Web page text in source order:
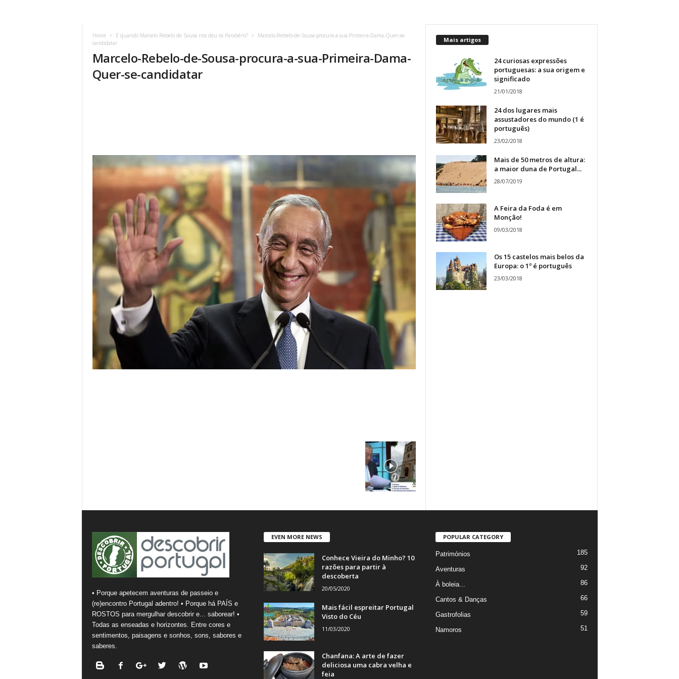
Home E quando Marcelo Rebelo de Sousa nos deu os Parabéns?
Marcelo-Rebelo-de-Sousa-procura-a-sua-Primeira-Dama-Quer-se-
candidatar
Marcelo-Rebelo-de-Sousa-procura-a-sua-Primeira-Dama-
Quer-se-candidatar
Mais artigos
24 curiosas expressões
portuguesas: a sua origem e
significado
21/01/2018
24 dos lugares mais
assustadores do mundo (1 é
português)
23/02/2018
Mais de 50 metros de altura:
a maior duna de Portugal...
28/07/2019
A Feira da Foda é em
Monção!
09/03/2018
Os 15 castelos mais belos da
Europa: o 1º é português
23/03/2018
• Porque apetecem aventuras de passeio e
(re)encontro Portugal adentro! • Porque há PAÍS e
ROSTOS para mergulhar descobrir e... saborear! •
Todas as enseadas e horizontes. Entre cores e
sentimentos, paisagens e sonhos, sons, sabores e
saberes.
EVEN MORE NEWS
Conhece Vieira do Minho? 10
razões para partir à
descoberta
20/05/2020
Mais fácil espreitar Portugal
Visto do Céu
11/03/2020
Chanfana: A arte de fazer
deliciosa uma cabra velha e
feia
POPULAR CATEGORY
Patrimónios 185
Aventuras 92
À boleia... 86
Cantos & Danças 66
Gastrofolias 59
Namoros 51